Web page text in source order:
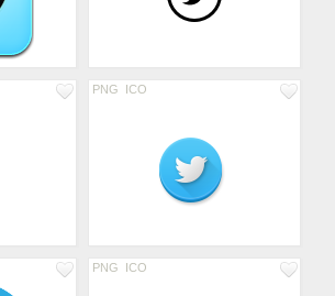
PNG ICO
PNG ICO